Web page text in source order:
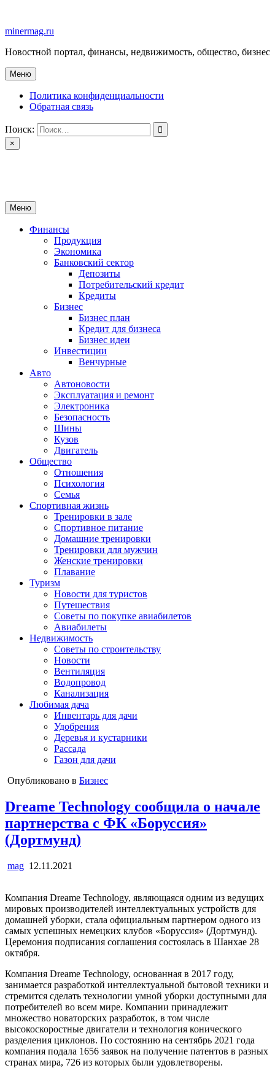
содержимому
minermag.ru
Новостной портал, финансы, недвижимость, общество, бизнес
Меню
Политика конфиденциальности
Обратная связь
Поиск:
×
Меню
Финансы
Продукция
Экономика
Банковский сектор
Депозиты
Потребительский кредит
Кредиты
Бизнес
Бизнес план
Кредит для бизнеса
Бизнес идеи
Инвестиции
Венчурные
Авто
Автоновости
Эксплуатация и ремонт
Электроника
Безопасность
Шины
Кузов
Двигатель
Общество
Отношения
Психология
Семья
Спортивная жизнь
Тренировки в зале
Спортивное питание
Домашние тренировки
Тренировки для мужчин
Женские тренировки
Плавание
Туризм
Новости для туристов
Путешествия
Советы по покупке авиабилетов
Авиабилеты
Недвижимость
Советы по строительству
Новости
Вентиляция
Водопровод
Канализация
Любимая дача
Инвентарь для дачи
Удобрения
Деревья и кустарники
Рассада
Газон для дачи
Опубликовано в Бизнес
Dreame Technology сообщила о начале
партнерства с ФК «Боруссия»
(Дортмунд)
mag 12.11.2021
Компания Dreame Technology, являющаяся одним из ведущих
мировых производителей интеллектуальных устройств для
домашней уборки, стала официальным партнером одного из
самых успешных немецких клубов «Боруссия» (Дортмунд).
Церемония подписания соглашения состоялась в Шанхае 28
октября.
Компания Dreame Technology, основанная в 2017 году,
занимается разработкой интеллектуальной бытовой техники и
стремится сделать технологии умной уборки доступными для
потребителей во всем мире. Компании принадлежит
множество новаторских разработок, в том числе
высокоскоростные двигатели и технология конического
разделения циклонов. По состоянию на сентябрь 2021 года
компания подала 1656 заявок на получение патентов в разных
странах мира, 726 из которых были удовлетворены.